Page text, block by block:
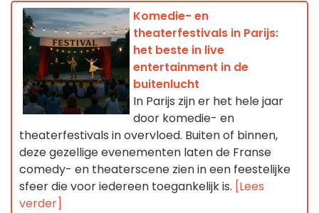
Komedie- en
theaterfestivals in Parijs:
het beste in live
entertainment in de
buitenlucht
In Parijs zijn er het hele jaar
door komedie- en
theaterfestivals in overvloed. Buiten of binnen,
deze gezellige evenementen laten de Franse
comedy- en theaterscene zien in een feestelijke
sfeer die voor iedereen toegankelijk is. [Lees
verder]